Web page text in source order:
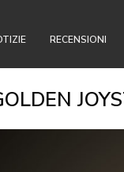
RECENSIONI